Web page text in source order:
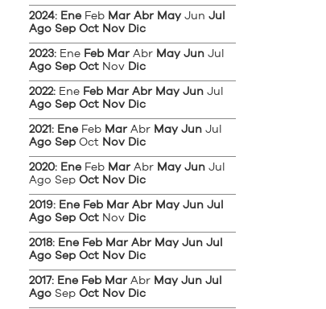
2024: Ene Feb Mar Abr May Jun Jul
Ago Sep Oct Nov Dic
2023: Ene Feb Mar Abr May Jun Jul
Ago Sep Oct Nov Dic
2022: Ene Feb Mar Abr May Jun Jul
Ago Sep Oct Nov Dic
2021: Ene Feb Mar Abr May Jun Jul
Ago Sep Oct Nov Dic
2020: Ene Feb Mar Abr May Jun Jul
Ago Sep Oct Nov Dic
2019: Ene Feb Mar Abr May Jun Jul
Ago Sep Oct Nov Dic
2018: Ene Feb Mar Abr May Jun Jul
Ago Sep Oct Nov Dic
2017: Ene Feb Mar Abr May Jun Jul
Ago Sep Oct Nov Dic